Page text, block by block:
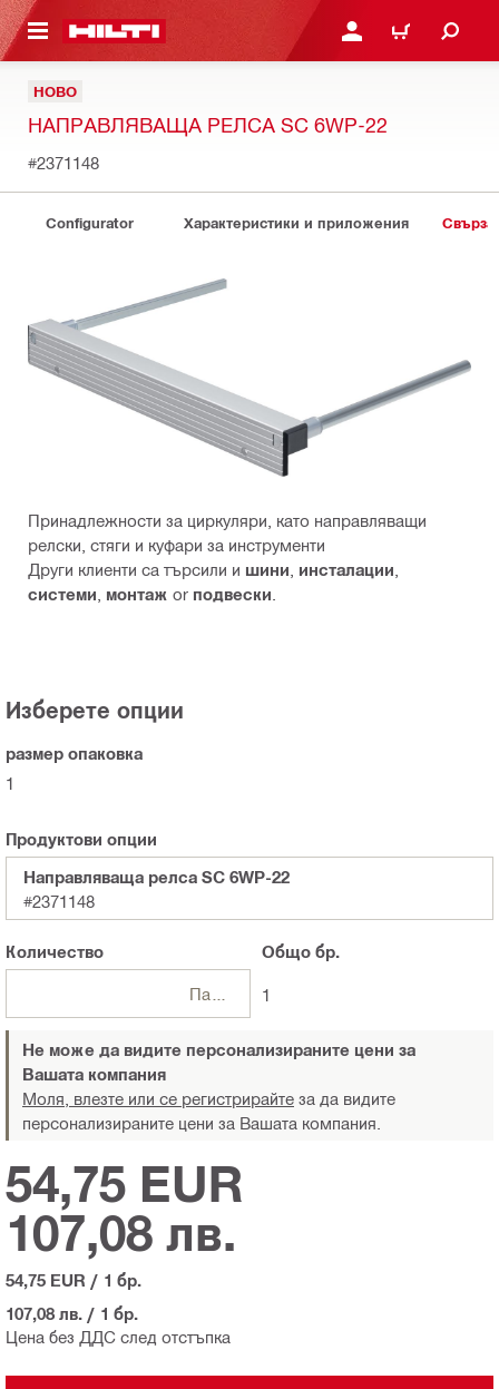
СЪДЪРЖАНИЕ ВЛЕЗ ИЛИ СЕ
КОЛИЧКА
НОВО
НАПРАВЛЯВАЩА РЕЛСА SC 6WP-22
#2371148
Configurator Характеристики и приложения
Принадлежности за циркуляри, като направляващи
релски, стяги и куфари за инструменти
Други клиенти са търсили и шини инсталации
системи монтаж or подвески
Изберете опции
размер опаковка
1
Продуктови опции
Направляваща релса SC 6WP-22
#2371148
Количество Общо бр.
1
Не може да видите персонализираните цени за
Вашата компания
Моля, влезте или се регистрирайте за да видите
персонализираните цени за Вашата компания.
Цена без ДДС след отстъпка
54,75 EUR
107,08 лв.
54,75 EUR / 1 бр.
107,08 лв. / 1 бр.